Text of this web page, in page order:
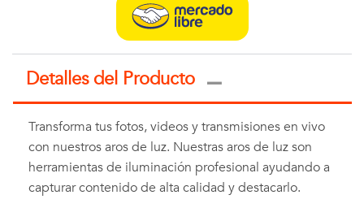
Detalles del Producto
Transforma tus fotos, videos y transmisiones en vivo
con nuestros aros de luz. Nuestras aros de luz son
herramientas de iluminación profesional ayudando a
capturar contenido de alta calidad y destacarlo.